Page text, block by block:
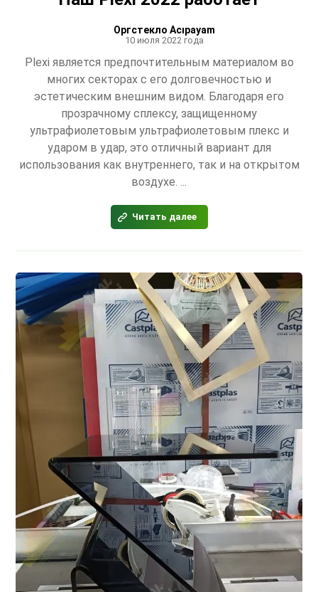
Оргстекло Acıpayam
10 июля 2022 года
Plexi является предпочтительным материалом во
многих секторах с его долговечностью и
эстетическим внешним видом. Благодаря его
прозрачному сплексу, защищенному
ультрафиолетовым ультрафиолетовым плекс и
ударом в удар, это отличный вариант для
использования как внутреннего, так и на открытом
воздухе. ...
Читать далее